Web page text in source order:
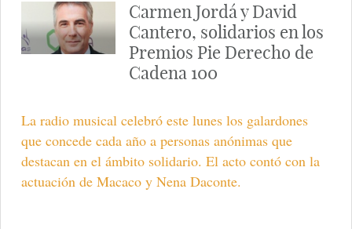
Carmen Jordá y David
Cantero, solidarios en los
Premios Pie Derecho de
Cadena 100
La radio musical celebró este lunes los galardones
que concede cada año a personas anónimas que
destacan en el ámbito solidario. El acto contó con la
actuación de Macaco y Nena Daconte.